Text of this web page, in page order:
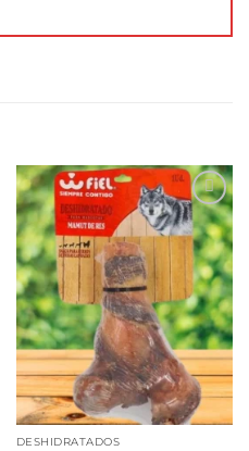
Añadir
a la
lista de
deseos
DESHIDRATADOS